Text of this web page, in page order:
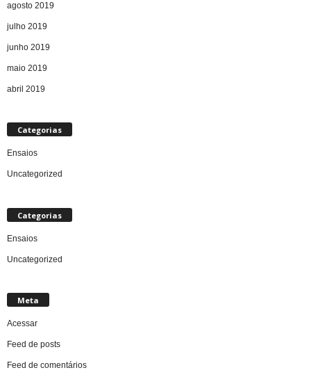
agosto 2019
julho 2019
junho 2019
maio 2019
abril 2019
Categorias
Ensaios
Uncategorized
Categorias
Ensaios
Uncategorized
Meta
Acessar
Feed de posts
Feed de comentários